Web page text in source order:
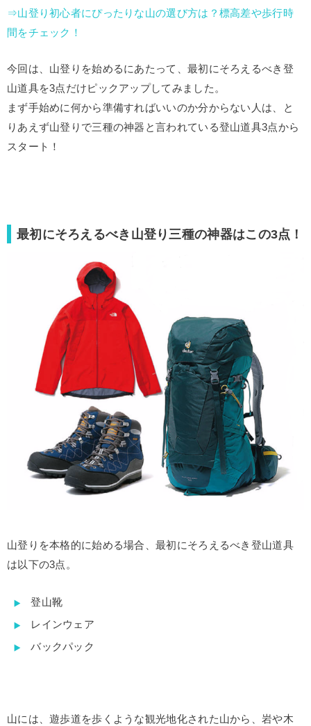
⇒山登り初心者にぴったりな山の選び方は？標高差や歩行時
間をチェック！
今回は、山登りを始めるにあたって、最初にそろえるべき登
山道具を3点だけピックアップしてみました。
まず手始めに何から準備すればいいのか分からない人は、と
りあえず山登りで三種の神器と言われている登山道具3点から
スタート！
最初にそろえるべき山登り三種の神器はこの3点！
山登りを本格的に始める場合、最初にそろえるべき登山道具
は以下の3点。
登山靴
レインウェア
バックパック
山には、遊歩道を歩くような観光地化された山から、岩や木